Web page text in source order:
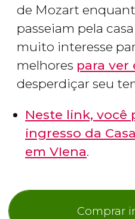
de Mozart
passeiam pela
muito interesse
melhores para ver
desperdiçar seu
Neste link, você
ingresso da
em VIena.
Comprar